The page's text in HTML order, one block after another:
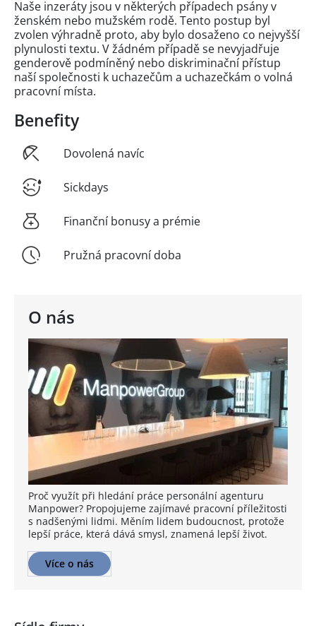
O nás
Proč využít při hledání práce personální agenturu
Manpower? Propojujeme zajímavé pracovní příležitosti
s nadšenými lidmi. Měním lidem budoucnost, protože
lepší práce, která dává smysl, znamená lepší život.
Více o nás
Naše inzeráty jsou v některých případech psány v
ženském nebo mužském rodě. Tento postup byl
zvolen výhradně proto, aby bylo dosaženo co nejvyšší
plynulosti textu. V žádném případě se nevyjadřuje
genderově podmíněný nebo diskriminační přístup
naší společnosti k uchazečům a uchazečkám o volná
pracovní místa.
Benefity
Dovolená navíc
Sickdays
Finanční bonusy a prémie
Pružná pracovní doba